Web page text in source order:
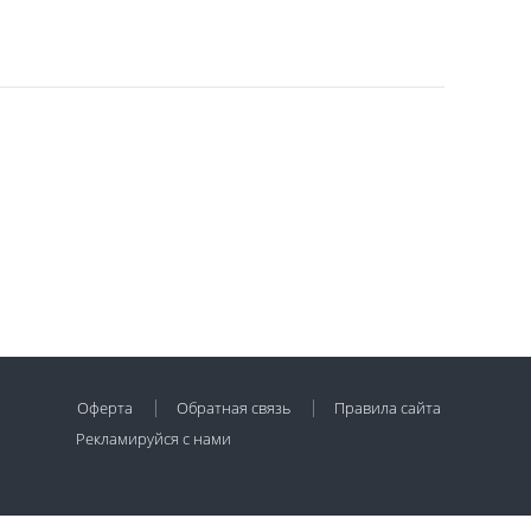
Оферта Обратная связь
Правила сайта
Рекламируйся с нами